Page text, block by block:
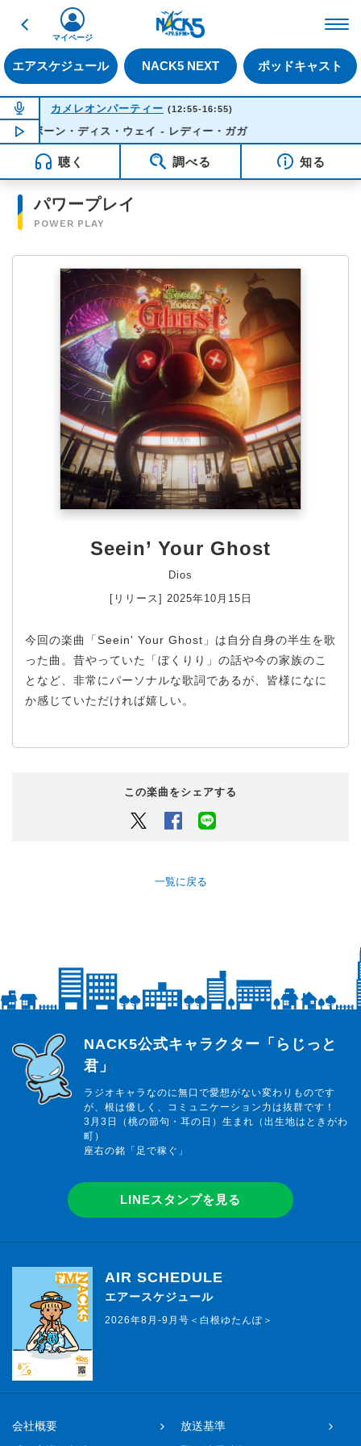
戻る
エアスケジュール NACK5 NEXT ポッドキャスト
マイページ
NOW ON AIR
カメレオンパーティー (12:55-16:55)
NOW PLAYING 14:41
ボーン・ディス・ウェイ - レディー・ガガ
聴く 調べる 知る
パワープレイ
POWER PLAY
Seein’ Your Ghost
Dios
[リリース] 2025年10月15日
今回の楽曲「Seein' Your Ghost」は自分自身の半生を歌
った曲。昔やっていた「ぼくりり」の話や今の家族のこ
となど、非常にパーソナルな歌詞であるが、皆様になに
か感じていただければ嬉しい。
この楽曲をシェアする
Twitter Facebook
一覧に戻る
らじっと君
NACK5公式キャラクター「らじっと
君」
ラジオキャラなのに無口で愛想がない変わりものです
が、根は優しく、コミュニケーション力は抜群です！
3月3日（桃の節句・耳の日）生まれ（出生地はときがわ
町）
座右の銘「足で稼ぐ」
LINEスタンプを見る
AIR SCHEDULE
エアースケジュール
2026年8月-9月号＜白根ゆたんぽ＞
会社概要
放送基準